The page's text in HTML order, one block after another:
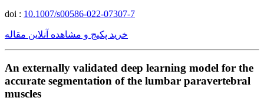
doi : 10.1007/s00586-022-07307-7
خرید پکیج و مشاهده آنلاین مقاله
An externally validated deep learning model for the
accurate segmentation of the lumbar paravertebral
muscles